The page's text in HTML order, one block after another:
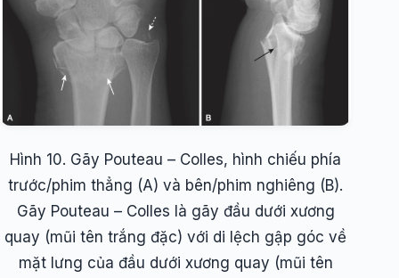
Hình 10. Gãy Pouteau – Colles, hình chiếu phía
trước/phim thẳng (A) và bên/phim nghiêng (B).
Gãy Pouteau – Colles là gãy đầu dưới xương
quay (mũi tên trắng đặc) với di lệch gập góc về
mặt lưng của đầu dưới xương quay (mũi tên